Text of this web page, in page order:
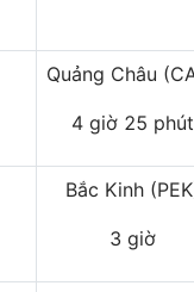
Quảng Châu
4 giờ 25 phút
Bắc Kinh
3 giờ